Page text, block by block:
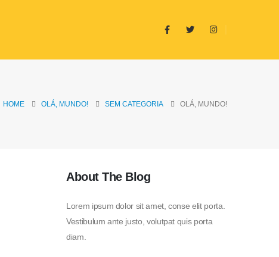
HOME OLÁ, MUNDO! SEM CATEGORIA OLÁ, MUNDO!
About The Blog
Lorem ipsum dolor sit amet, conse elit porta.
Vestibulum ante justo, volutpat quis porta
diam.